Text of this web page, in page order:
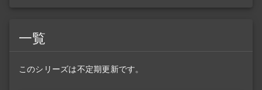
一覧
このシリーズは不定期更新です。